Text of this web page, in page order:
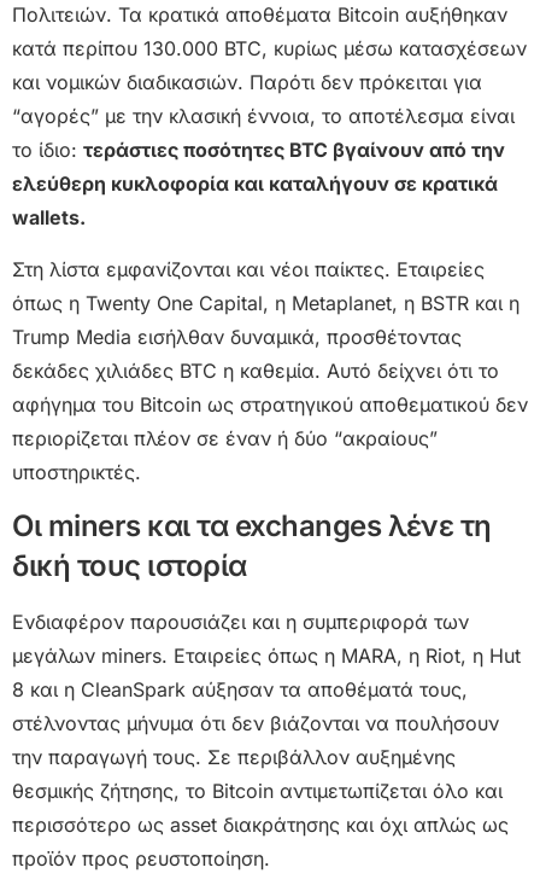
Πολιτειών. Τα κρατικά αποθέματα Bitcoin αυξήθηκαν
κατά περίπου 130.000 BTC, κυρίως μέσω κατασχέσεων
και νομικών διαδικασιών. Παρότι δεν πρόκειται για
“αγορές” με την κλασική έννοια, το αποτέλεσμα είναι
το ίδιο: τεράστιες ποσότητες BTC βγαίνουν από την
ελεύθερη κυκλοφορία και καταλήγουν σε κρατικά
wallets.
Στη λίστα εμφανίζονται και νέοι παίκτες. Εταιρείες
όπως η Twenty One Capital, η Metaplanet, η BSTR και η
Trump Media εισήλθαν δυναμικά, προσθέτοντας
δεκάδες χιλιάδες BTC η καθεμία. Αυτό δείχνει ότι το
αφήγημα του Bitcoin ως στρατηγικού αποθεματικού δεν
περιορίζεται πλέον σε έναν ή δύο “ακραίους”
υποστηρικτές.
Οι miners και τα exchanges λένε τη
δική τους ιστορία
Ενδιαφέρον παρουσιάζει και η συμπεριφορά των
μεγάλων miners. Εταιρείες όπως η MARA, η Riot, η Hut
8 και η CleanSpark αύξησαν τα αποθέματά τους,
στέλνοντας μήνυμα ότι δεν βιάζονται να πουλήσουν
την παραγωγή τους. Σε περιβάλλον αυξημένης
θεσμικής ζήτησης, το Bitcoin αντιμετωπίζεται όλο και
περισσότερο ως asset διακράτησης και όχι απλώς ως
προϊόν προς ρευστοποίηση.